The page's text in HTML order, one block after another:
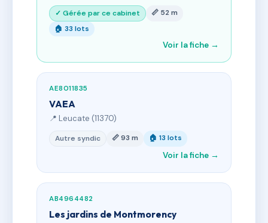
✓ Gérée par ce cabinet
📏 52 m
🏠 33 lots
Voir la fiche →
AE8011835
VAEA
📍 Leucate (11370)
Autre syndic 📏 93 m 🏠 13 lots
Voir la fiche →
AB4964482
Les jardins de Montmorency